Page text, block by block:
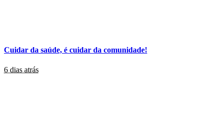
Cuidar da saúde, é cuidar da comunidade!
6 dias atrás